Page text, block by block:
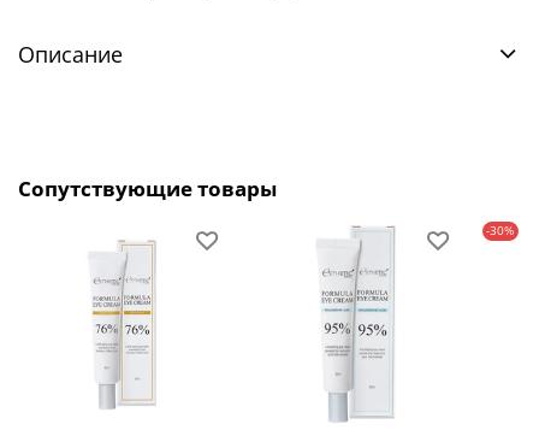
Описание
Сопутствующие товары
-30%